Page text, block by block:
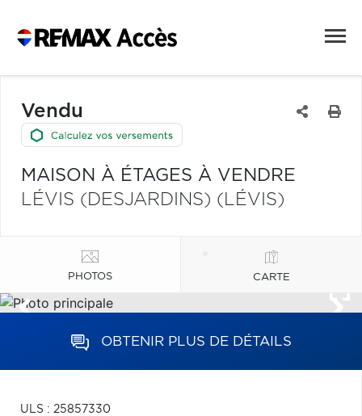
Vendu
MAISON À ÉTAGES À VENDRE
LÉVIS (DESJARDINS) (LÉVIS)
PHOTOS CARTE
OBTENIR PLUS DE DÉTAILS
ULS : 25857330